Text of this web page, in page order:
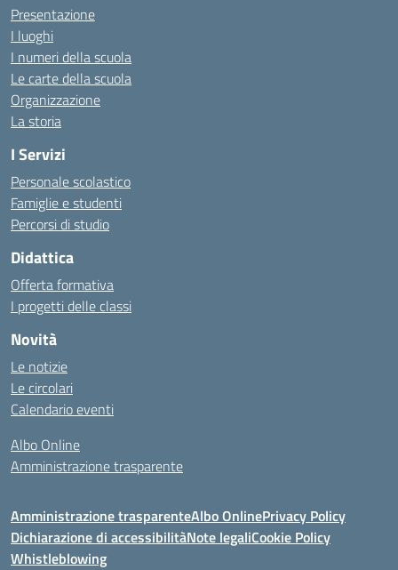
Presentazione
I luoghi
I numeri della scuola
Le carte della scuola
Organizzazione
La storia
I Servizi
Personale scolastico
Famiglie e studenti
Percorsi di studio
Didattica
Offerta formativa
I progetti delle classi
Novità
Le notizie
Le circolari
Calendario eventi
Albo Online
Amministrazione trasparente
Amministrazione trasparenteAlbo OnlinePrivacy Policy
Dichiarazione di accessibilitàNote legaliCookie Policy
Whistleblowing